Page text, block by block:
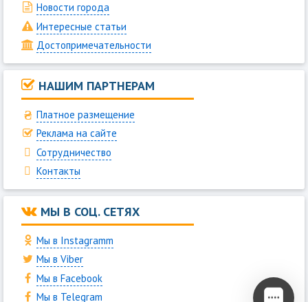
Новости города
Интересные статьи
Достопримечательности
НАШИМ ПАРТНЕРАМ
Платное размещение
Реклама на сайте
Сотрудничество
Контакты
МЫ В СОЦ. СЕТЯХ
Мы в Instagramm
Мы в Viber
Мы в Facebook
Мы в Telegram